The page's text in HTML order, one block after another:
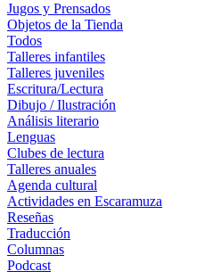
Jugos y Prensados
Objetos de la Tienda
Todos
Talleres infantiles
Talleres juveniles
Escritura/Lectura
Dibujo / Ilustración
Análisis literario
Lenguas
Clubes de lectura
Talleres anuales
Agenda cultural
Actividades en Escaramuza
Reseñas
Traducción
Columnas
Podcast